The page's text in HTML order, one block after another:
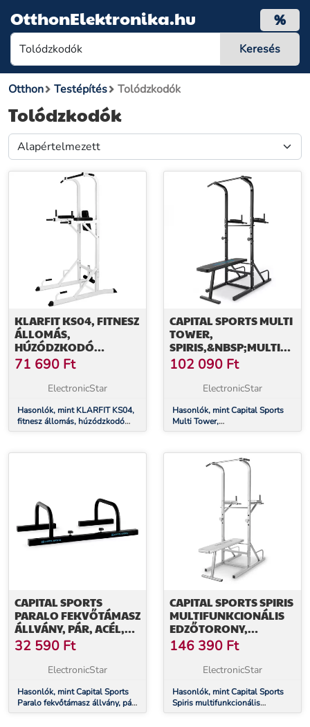
OtthonElektronika.hu %
Otthon Testépítés Tolódzkodók
Tolódzkodók
KLARFIT KS04, FITNESZ
ÁLLOMÁS,
HÚZÓDZKODÓ
ÁLLVÁNY,
FEKVŐTÁMASZ,
BICEPSZ, HAS
71 690 Ft
ElectronicStar
Hasonlók, mint KLARFIT KS04,
fitnesz állomás, húzódzkodó
állvány, fekvőtámasz, bicepsz,
CAPITAL SPORTS MULTI
TOWER,
EDZŐTORONY,
OTTHONI
EDZŐG&EACUTE;P
102 090 Ft
ElectronicStar
Hasonlók, mint Capital Sports
Multi Tower,
edzőg&eacute;p
CAPITAL SPORTS
PARALO FEKVŐTÁMASZ
ÁLLVÁNY, PÁR, ACÉL,
FEKETE
32 590 Ft
ElectronicStar
Hasonlók, mint Capital Sports
Paralo fekvőtámasz állvány, pár,
acél, fekete
CAPITAL SPORTS SPIRIS
MULTIFUNKCIONÁLIS
EDZŐTORONY,
OTTHONI EDZŐGÉP
146 390 Ft
ElectronicStar
Hasonlók, mint Capital Sports
Spiris multifunkcionális
edzőtorony, otthoni edzőgép